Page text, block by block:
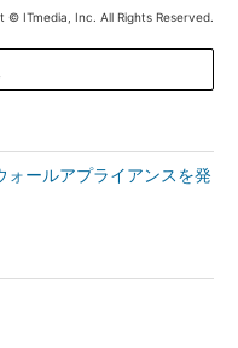
© ITmedia, Inc. All Rights Reserved.
ォールアプライアンスを発